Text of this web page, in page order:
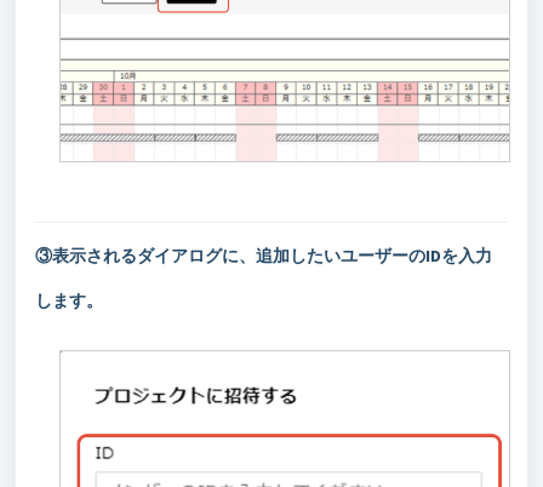
③表示されるダイアログに、追加したいユーザーのIDを入力
します。